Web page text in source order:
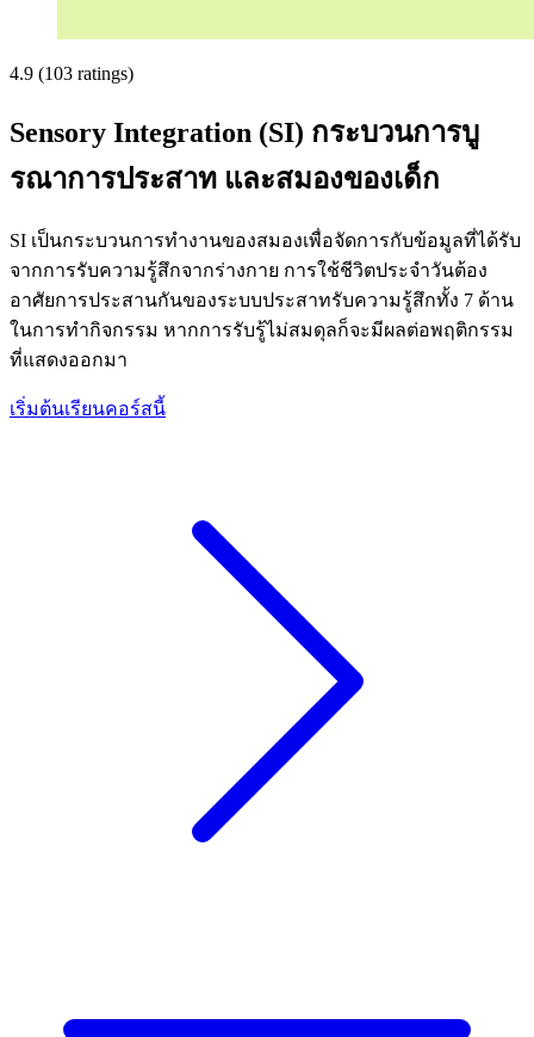
4.9 (103 ratings)
Sensory Integration (SI) กระบวนการบู
รณาการประสาท และสมองของเด็ก
SI เป็นกระบวนการทำงานของสมองเพื่อจัดการกับข้อมูลที่ได้รับ
จากการรับความรู้สึกจากร่างกาย การใช้ชีวิตประจำวันต้อง
อาศัยการประสานกันของระบบประสาทรับความรู้สึกทั้ง 7 ด้าน
ในการทำกิจกรรม หากการรับรู้ไม่สมดุลก็จะมีผลต่อพฤติกรรม
ที่แสดงออกมา
เริ่มต้นเรียนคอร์สนี้